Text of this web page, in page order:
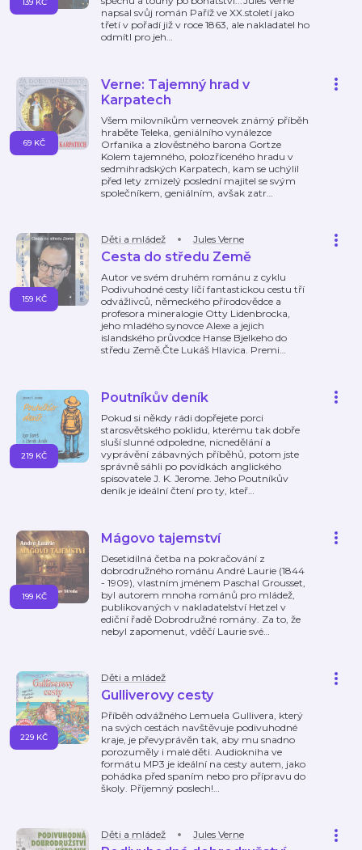
napsal svůj román Paříž ve XX.století jako
třetí v pořadí již v roce 1863, ale nakladatel ho
odmítl pro jeh…
Verne: Tajemný hrad v
Karpatech
Všem milovníkům verneovek známý příběh
hraběte Teleka, geniálního vynálezce
Orfanika a zlověstného barona Gortze
Kolem tajemného, polozříceného hradu v
sedmihradských Karpatech, kam se uchýlil
před lety zmizelý poslední majitel se svým
společníkem, geniálním, avšak zatr…
69 KČ
Děti a mládež Jules Verne
Cesta do středu Země
Autor ve svém druhém románu z cyklu
Podivuhodné cesty líčí fantastickou cestu tří
odvážlivců, německého přírodovědce a
profesora mineralogie Otty Lidenbrocka,
jeho mladého synovce Alexe a jejich
islandského průvodce Hanse Bjelkeho do
středu Země.Čte Lukáš Hlavica. Premi…
159 KČ
Poutníkův deník
Pokud si někdy rádi dopřejete porci
starosvětského poklidu, kterému tak dobře
sluší slunné odpoledne, nicnedělání a
vyprávění zábavných příběhů, potom jste
správně sáhli po povídkách anglického
spisovatele J. K. Jerome. Jeho Poutníkův
deník je ideální čtení pro ty, kteř…
219 KČ
Mágovo tajemství
Desetidílná četba na pokračování z
dobrodružného románu André Laurie (1844
- 1909), vlastním jménem Paschal Grousset,
byl autorem mnoha románů pro mládež,
publikovaných v nakladatelství Hetzel v
ediční řadě Dobrodružné romány. Za to, že
nebyl zapomenut, vděčí Laurie své…
199 KČ
Děti a mládež
Gulliverovy cesty
Příběh odvážného Lemuela Gullivera, který
na svých cestách navštěvuje podivuhodné
kraje, je převyprávěn tak, aby mu snadno
porozuměly i malé děti. Audiokniha ve
formátu MP3 je ideální na cesty autem, jako
pohádka před spaním nebo pro přípravu do
školy. Příjemný poslech!…
229 KČ
Děti a mládež Jules Verne